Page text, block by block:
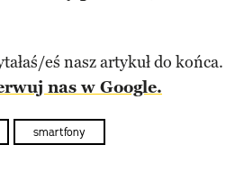
eś nasz artykuł do końca.
nas w Google.
smartfony